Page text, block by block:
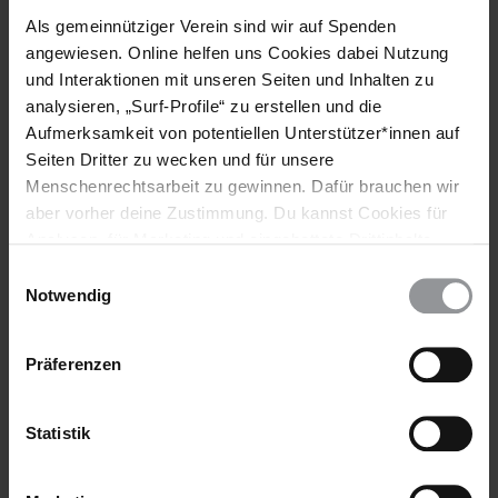
Als gemeinnütziger Verein sind wir auf Spenden
angewiesen. Online helfen uns Cookies dabei Nutzung
und Interaktionen mit unseren Seiten und Inhalten zu
analysieren, „Surf-Profile“ zu erstellen und die
Aufmerksamkeit von potentiellen Unterstützer*innen auf
Seiten Dritter zu wecken und für unsere
Menschenrechtsarbeit zu gewinnen. Dafür brauchen wir
aber vorher deine Zustimmung. Du kannst Cookies für
wieder ändern. Diesen Banner kannst Du über den Link
Notwendig
Präferenzen
Statistik
seit vielen Jahren schwerstbehinderte HIV-kranke Kinder mit
modernen Therapien betreut werden. Tatjana Shiptschin
empfindet es als eine christliche Pflicht, Flüchtlinge
Großherzigkeit. "Wir bereiten uns gerade darauf vor, auch
längerfristig behinderte und kranke Kinder aus Heimen in der
Ostukraine aufzunehmen", sagt sie. "Und von den
geflüchteten Erwachsenen konnten wir bereits einige als
Arbeitskräfte einstellen, unter anderem drei Ärztinnen."